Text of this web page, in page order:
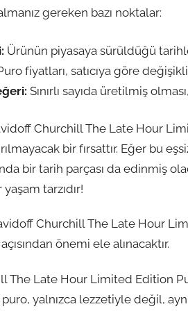
gereken bazı noktalar:
Ürünün piyasaya sürüldüğü
fiyatları, satıcıya göre
Sınırlı sayıda üretilmiş
Churchill The Late Hour
bir fırsattır. Eğer bu
bir tarih parçası da edinmiş
tarzıdır!
Churchill The Late Hour
önemi ele alınacaktır.
The Late Hour Limited Edition
yalnızca lezzetiyle değil,